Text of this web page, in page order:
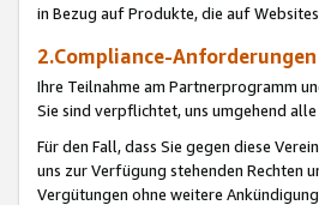
in Bezug auf Produkte, die auf
2.Compliance-
Ihre Teilnahme am Partnerprogramm
Sie sind verpflichtet, uns umgehend
Für den Fall, dass Sie gegen diese
uns zur Verfügung stehenden Rechten
Vergütungen ohne weitere